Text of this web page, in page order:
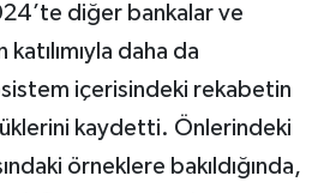
diğer bankalar ve
katılımıyla daha da
içerisindeki rekabetin
kaydetti. Önlerindeki
örneklere bakıldığında,